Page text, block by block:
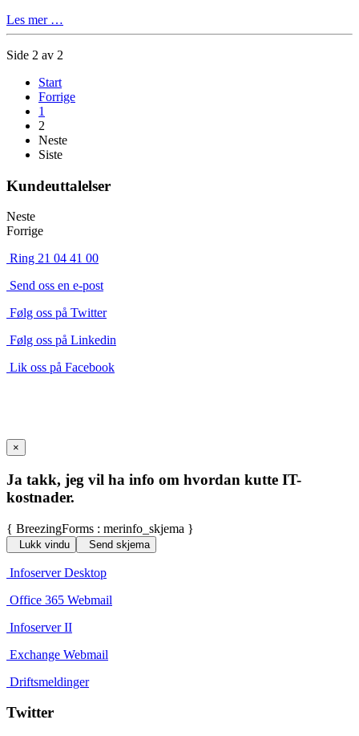
Les mer …
Side 2 av 2
Start
Forrige
1
2
Neste
Siste
Kundeuttalelser
Neste
Forrige
Ring 21 04 41 00
Send oss en e-post
Følg oss på Twitter
Følg oss på Linkedin
Lik oss på Facebook
×
Ja takk, jeg vil ha info om hvordan kutte IT-
kostnader.
{ BreezingForms : merinfo_skjema }
Lukk vindu Send skjema
Infoserver Desktop
Office 365 Webmail
Infoserver II
Exchange Webmail
Driftsmeldinger
Twitter